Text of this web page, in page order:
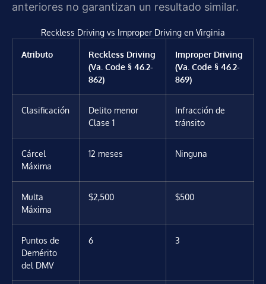
anteriores no garantizan un resultado similar.
Reckless Driving vs Improper Driving en Virginia
Atributo
Reckless Driving
(Va. Code § 46.2-
862)
Improper Driving
(Va. Code § 46.2-
869)
Clasificación
Delito menor
Clase 1
Infracción de
tránsito
Cárcel
Máxima
12 meses Ninguna
Multa
Máxima
$2,500 $500
Puntos de
Demérito
del DMV
6 3